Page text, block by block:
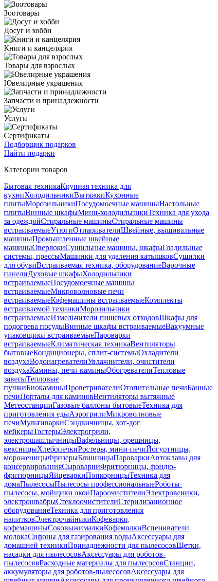
Зоотовары
Досуг и хобби
Книги и канцелярия
Товары для взрослых
Ювелирные украшения
Запчасти и принадлежности
Услуги
Сертификаты
Подборщик подарков
Найти подарки
Категории товаров
Бытовая техникаКрупная техника для
кухниХолодильникиВытяжкиКухонные
плитыМорозильникиПосудомоечные машиныНастольные
плитыВинные шкафыМини-холодильникиТехника для ухода
за одеждойСтиральные машиныСтиральные машины
встраиваемыеУтюгиОтпаривателиШвейные, вышивальные
машиныПромышленные швейные
машиныОверлокиСушильные машины, шкафыГладильные
системы, прессыМашинки для удаления катышковСушилки
для обувиВстраиваемая техника, оборудованиеВарочные
панелиДуховые шкафыХолодильники
встраиваемыеПосудомоечные машины
встраиваемыеМикроволновые печи
встраиваемыеКофемашины встраиваемыеКомплекты
встраиваемой техникиМорозильники
встраиваемыеИзмельчители пищевых отходовШкафы для
подогрева посудыВинные шкафы встраиваемыеВакуумные
упаковщики встраиваемыеПароварки
встраиваемыеКлиматическая техникаВентиляторы
бытовыеКондиционеры, сплит-системыОхладители
воздухаВодонагревателиУвлажнители, очистители
воздухаКамины, печи-каминыОбогревателиТепловые
завесыТепловые
пушкиБиокаминыПроветривателиОтопительные печиБанные
печиПорталы для каминовВентиляторы вытяжные
МетеостанцииГазовые баллоны бытовыеТехника для
приготовления едыАэрогрилиМикроволновые
печиМультиваркиСэндвичницы, хот-дог
мейкерыТостерыЭлектрогрили,
электрошашлычницыВафельницы, орешницы,
кексницыХлебопечкиРостеры, мини-печиЙогуртницы,
мороженицыФризерыБлинницыПароваркиАвтоклавы для
консервированияСыроварниФритюрницы, фондю-
фритюрницыЯйцеваркиПопкорницыТехника для
домаПылесосыПылесосы профессиональныеРоботы-
пылесосы, мойщики оконПароочистителиЭлектровеники,
электрошвабрыСтеклоочистителиСтерилизационное
оборудованиеТехника для приготовления
напитковЭлектрочайникиКофеварки,
кофемашиныСоковыжималкиКофемолкиВспениватели
молокаСифоны для газирования водыАксессуары для
домашней техникиПринадлежности для пылесосовЩетки,
насадки для пылесосовАксессуары для роботов-
пылесосовРасходные материалы для пылесосовСтанции,
аккумуляторы для роботов-пылесосовАксессуары для